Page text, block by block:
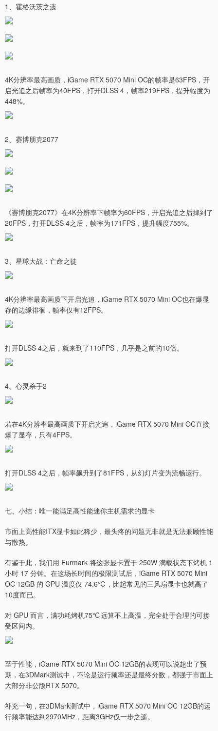
1、霍格沃茨之遗
4K分辨率最高画质，iGame RTX 5070 Mini OC的帧率是63FPS，开
启光追之后帧率为40FPS，打开DLSS 4，帧率219FPS，提升幅度为
448%。
2、赛博朋克2077
《赛博朋克2077》在4K分辨率下帧率为60FPS，开启光追之后掉到了
20FPS，打开DLSS 4之后，帧率为171FPS，提升幅度755%。
3、星球大战：亡命之徒
4K分辨率最高画质下开启光追，iGame RTX 5070 Mini OC也在爆显
存的边缘徘徊，帧率仅有12FPS。
打开DLSS 4之后，就来到了110FPS，几乎是之前的10倍。
4、心灵杀手2
若在4K分辨率最高画质下开启光追，iGame RTX 5070 Mini OC直接
爆了显存，只有4FPS。
打开DLSS 4之后，帧率飙升到了81FPS，从幻灯片变为流畅运行。
七、小结：唯一能满足高性能迷你主机需求的显卡
市面上高性能ITX显卡如此稀少，最头疼的问题无非就是无法兼顾性能
与散热。
有鉴于此，我们用 Furmark 将这张显卡置于 250W 满载状态下烤机 1
小时 17 分钟。在这场长时间的极限测试后，iGame RTX 5070 Mini
OC 12GB 的 GPU 温度仅 74.6℃，比起常见的三风扇显卡也就高了
10度而已。
对 GPU 而言，满功耗烤机75℃远算不上高温，完全处于合理的可接
受区间内。
至于性能，iGame RTX 5070 Mini OC 12GB的表现可以说超出了预
期，在3DMark测试中，不论是运行频率还是最终分数，都强于市面上
大部分非公版RTX 5070。
补充一句，在3DMark测试中，iGame RTX 5070 Mini OC 12GB的运
行频率能达到2970MHz，距离3GHz仅一步之遥。